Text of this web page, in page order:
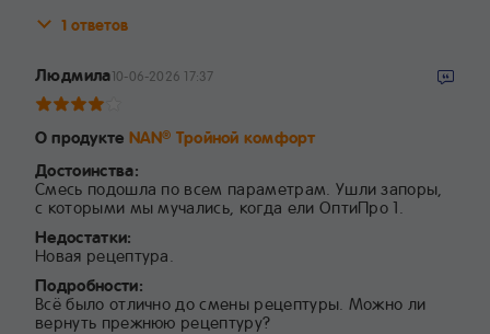
1 ответов
Людмила10-06-2026 17:37
О продукте NAN® Тройной комфорт
Достоинства:
Смесь подошла по всем параметрам. Ушли запоры,
с которыми мы мучались, когда ели ОптиПро 1.
Недостатки:
Новая рецептура.
Подробности:
Всё было отлично до смены рецептуры. Можно ли
вернуть прежнюю рецептуру?